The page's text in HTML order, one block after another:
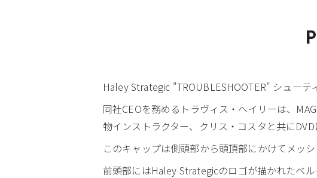
Haley Strategic "TROUBLESHOOTER" シューテ
同社CEOを務めるトラヴィス・ヘイリーは、
物インストラクター、クリス・コスタと共にDVD
このキャップは側頭部から頭頂部にかけてメッ
前頭部にはHaley Strategicのロゴが描かれたベ